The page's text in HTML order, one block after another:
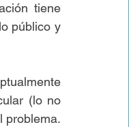
tiene
público y
(lo no
problema.